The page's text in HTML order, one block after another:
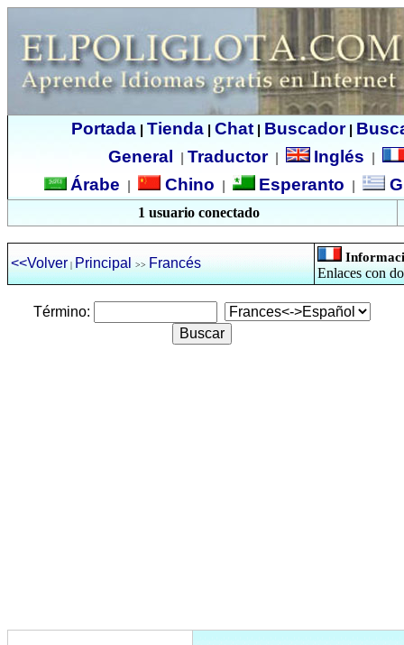
Portada| Tienda| Chat| Buscador|
General
Traductor| Inglés
Árabe Chino Esperanto
1 usuario conectado
<<Volver | Principal >> Francés
Enlaces con
Término: